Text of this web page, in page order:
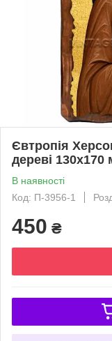
Євтропія
дереві
В наявності
Код: П-3956-1
450 ₴